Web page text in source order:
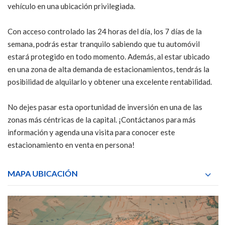
vehículo en una ubicación privilegiada.
Con acceso controlado las 24 horas del día, los 7 días de la
semana, podrás estar tranquilo sabiendo que tu automóvil
estará protegido en todo momento. Además, al estar ubicado
en una zona de alta demanda de estacionamientos, tendrás la
posibilidad de alquilarlo y obtener una excelente rentabilidad.
No dejes pasar esta oportunidad de inversión en una de las
zonas más céntricas de la capital. ¡Contáctanos para más
información y agenda una visita para conocer este
estacionamiento en venta en persona!
MAPA UBICACIÓN